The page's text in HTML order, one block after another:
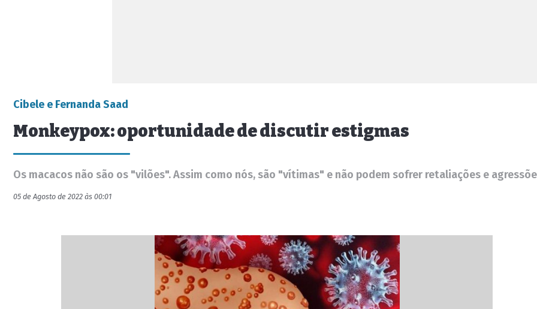
Cibele e Fernanda Saad
Monkeypox: oportunidade de discutir estigmas
Os macacos não são os "vilões". Assim como nós, são "vítimas" e não podem sofrer retaliações e
05 de Agosto de 2022 às 00:01